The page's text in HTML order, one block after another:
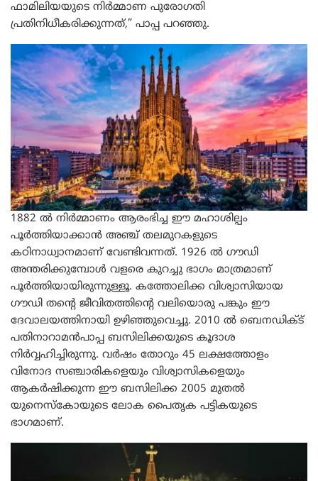
ഫാമിലിയയുടെ നിർമ്മാണ പുരോഗതി
പ്രതിനിധീകരിക്കുന്നത്,” പാപ്പ പറഞ്ഞു.
1882 ൽ നിർമ്മാണം ആരംഭിച്ച ഈ മഹാശില്പം
പൂർത്തിയാക്കാൻ അഞ്ച് തലമുറകളുടെ
കഠിനാധ്വാനമാണ് വേണ്ടിവന്നത്. 1926 ൽ ഗൗഡി
അന്തരിക്കുമ്പോൾ വളരെ കുറച്ചു ഭാഗം മാത്രമാണ്
പൂർത്തിയായിരുന്നുള്ളൂ. കത്തോലിക്ക വിശ്വാസിയായ
ഗൗഡി തന്റെ ജീവിതത്തിന്റെ വലിയൊരു പങ്കും ഈ
ദേവാലയത്തിനായി ഉഴിഞ്ഞുവെച്ചു. 2010 ൽ ബെനഡിക്ട്
പതിനാറാമൻപാപ്പ ബസിലിക്കയുടെ കൂദാശ
നിർവ്വഹിച്ചിരുന്നു. വർഷം തോറും 45 ലക്ഷത്തോളം
വിനോദ സഞ്ചാരികളെയും വിശ്വാസികളെയും
ആകർഷിക്കുന്ന ഈ ബസിലിക്ക 2005 മുതൽ
യുനെസ്കോയുടെ ലോക പൈതൃക പട്ടികയുടെ
ഭാഗമാണ്.